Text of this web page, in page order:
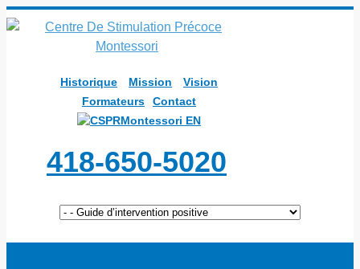
Historique Mission
Vision
Formateurs
Contact
EN
418-650-5020